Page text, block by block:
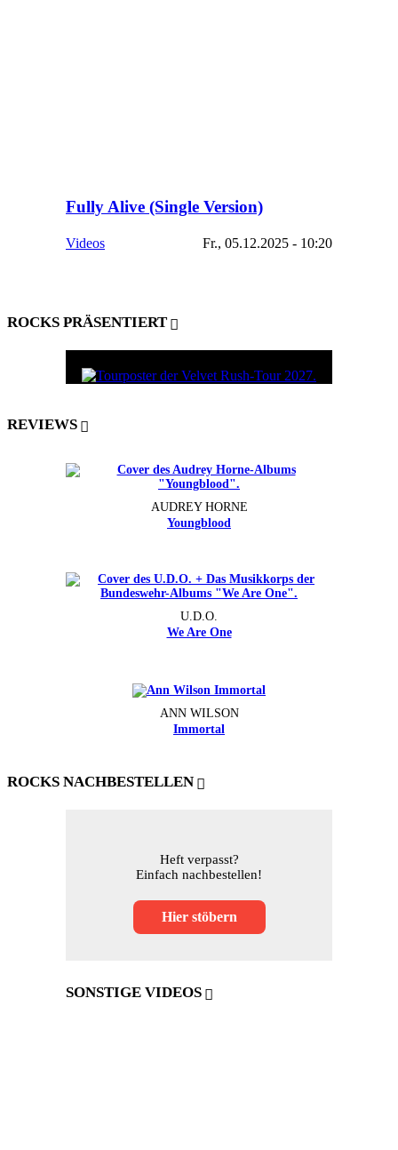
Fully Alive (Single Version)
Videos Fr., 05.12.2025 - 10:20
ROCKS PRÄSENTIERT
REVIEWS
AUDREY HORNE
Youngblood
U.D.O.
We Are One
ANN WILSON
Immortal
ROCKS NACHBESTELLEN
Heft verpasst?
Einfach nachbestellen!
Hier stöbern
SONSTIGE VIDEOS